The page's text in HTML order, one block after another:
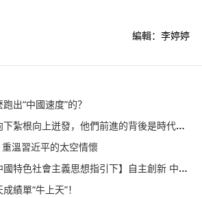
編輯：李婷婷
出“中國速度”的？
根向上迸發，他們前進的背後是時代的巨變
溫習近平的太空情懷
會主義思想指引下】自主創新 中國載人航天事業跨越發展
績單“牛上天”！